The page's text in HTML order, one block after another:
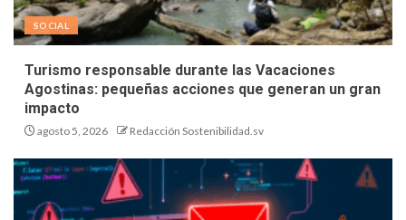
SOCIAL
Turismo responsable durante las Vacaciones
Agostinas: pequeñas acciones que generan un gran
impacto
agosto 5, 2026 Redacción Sostenibilidad.sv